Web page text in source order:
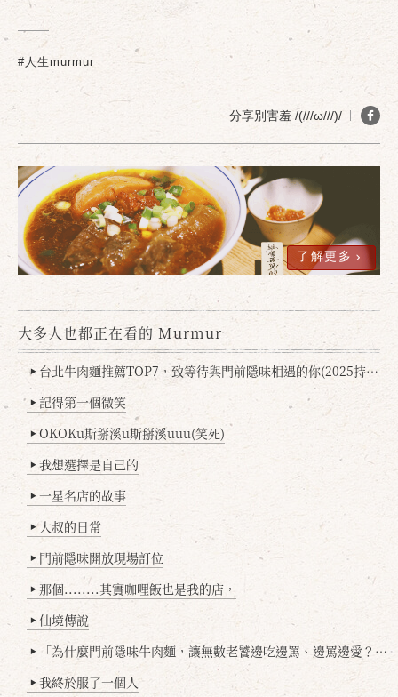
#人生murmur
分享別害羞 /(///ω///)/
了解更多
大多人也都正在看的 Murmur
▶ 台北牛肉麵推薦TOP7，致等待與門前隱味相遇的你(2025持續更新
▶ 記得第一個微笑
▶ OKOKu斯掰溪u斯掰溪uuu(笑死)
▶ 我想選擇是自己的
▶ 一星名店的故事
▶ 大叔的日常
▶ 門前隱味開放現場訂位
▶ 那個........其實咖哩飯也是我的店，
▶ 仙境傳說
▶ 「為什麼門前隱味牛肉麵，讓無數老饕邊吃邊罵、邊罵邊愛？小辣雞揭密！」
▶ 我終於服了一個人